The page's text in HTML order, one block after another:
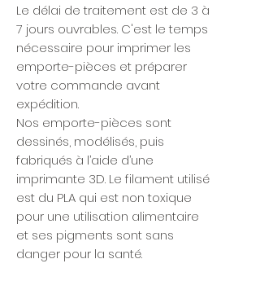
Le délai de traitement est de 3 à
7 jours ouvrables. C'est le temps
nécessaire pour imprimer les
emporte-pièces et préparer
votre commande avant
expédition.
Nos emporte-pièces sont
dessinés, modélisés, puis
fabriqués à l’aide d’une
imprimante 3D. Le filament utilisé
est du PLA qui est non toxique
pour une utilisation alimentaire
et ses pigments sont sans
danger pour la santé.